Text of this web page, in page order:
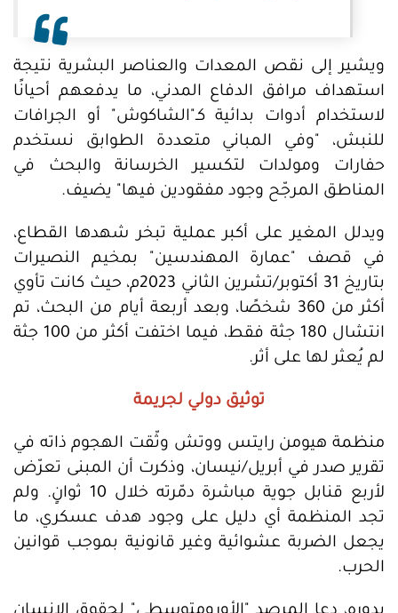
ويشير إلى نقص المعدات والعناصر البشرية نتيجة
استهداف مرافق الدفاع المدني، ما يدفعهم أحيانًا
لاستخدام أدوات بدائية كـ"الشاكوش" أو الجرافات
للنبش، "وفي المباني متعددة الطوابق نستخدم
حفارات ومولدات لتكسير الخرسانة والبحث في
المناطق المرجّح وجود مفقودين فيها" يضيف.
ويدلل المغير على أكبر عملية تبخر شهدها القطاع،
في قصف "عمارة المهندسين" بمخيم النصيرات
بتاريخ 31 أكتوبر/تشرين الثاني 2023م، حيث كانت تأوي
أكثر من 360 شخصًا، وبعد أربعة أيام من البحث، تم
انتشال 180 جثة فقط، فيما اختفت أكثر من 100 جثة
لم يُعثر لها على أثر.
توثيق دولي لجريمة
منظمة هيومن رايتس ووتش وثّقت الهجوم ذاته في
تقرير صدر في أبريل/نيسان، وذكرت أن المبنى تعرّض
لأربع قنابل جوية مباشرة دمّرته خلال 10 ثوانٍ. ولم
تجد المنظمة أي دليل على وجود هدف عسكري، ما
يجعل الضربة عشوائية وغير قانونية بموجب قوانين
الحرب.